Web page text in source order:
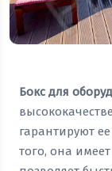
Бокс для
гарантируют
того, она